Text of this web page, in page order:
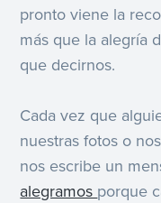
pronto viene la
más que la alegría
que decirnos.
Cada vez que
nuestras fotos o
nos escribe un
alegramos porque